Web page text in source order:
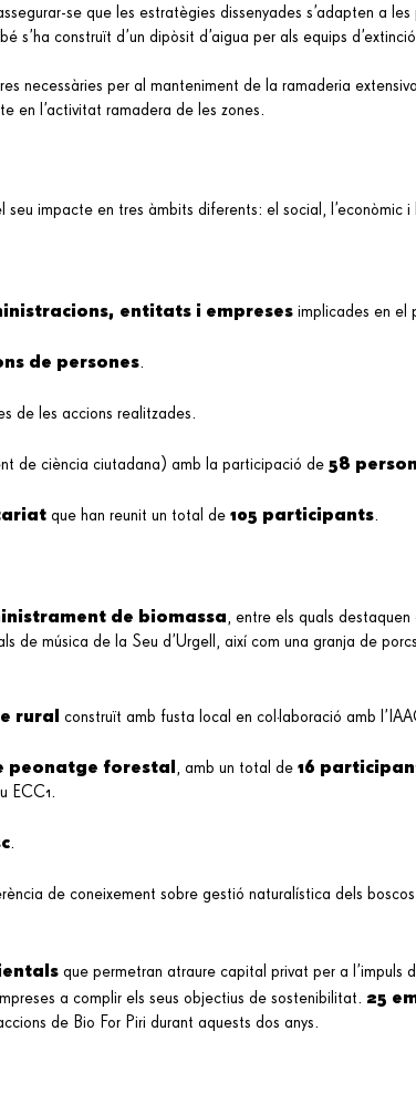
se que les estratègies dissenyades s’adapten a
s’ha construït d’un dipòsit d’aigua per als equips
necessàries per al manteniment de la ramaderia
en l’activitat ramadera de les zones.
impacte en tres àmbits diferents: el social, l’econòmic i
entitats i empreses implicades en el
de persones.
de les accions realitzades.
de ciència ciutadana) amb la participació de 58
que han reunit un total de 105 participants.
istrament de biomassa, entre els quals destaquen
de música de la Seu d’Urgell, així com una granja de
rural construït amb fusta local en col·laboració amb
peonatge forestal, amb un total de 16
ECC1.
.
de coneixement sobre gestió naturalística dels
que permetran atraure capital privat per a l’impuls
a complir els seus objectius de sostenibilitat. 25
de Bio For Piri durant aquests dos anys.